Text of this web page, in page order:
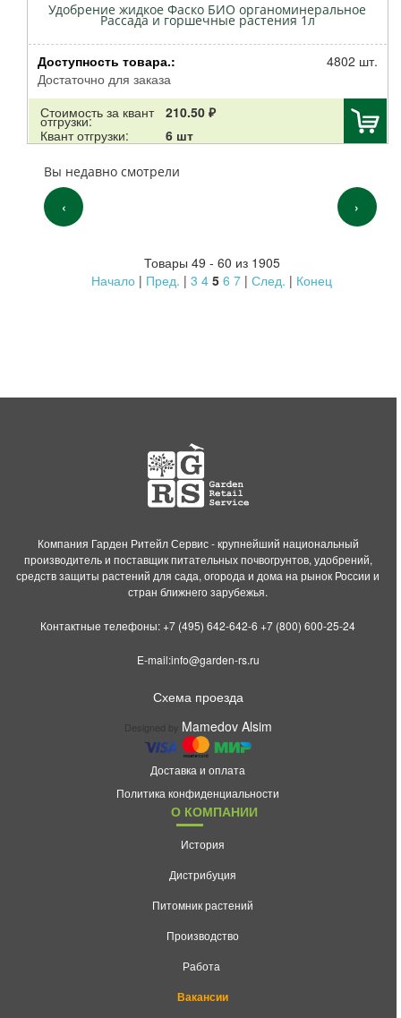
Удобрение жидкое Фаско БИО органоминеральное
Рассада и горшечные растения 1л
Доступность товара.:
Достаточно для заказа
4802 шт.
Стоимость за квант
отгрузки:
210.50 ₽
Квант отгрузки:
6 шт
Вы недавно смотрели
‹ ›
Товары 49 - 60 из 1905
Начало | Пред. |3 4 5 6 7 |След. | Конец
Компания Гарден Ритейл Сервис - крупнейший национальный
производитель и поставщик питательных почвогрунтов, удобрений,
средств защиты растений для сада, огорода и дома на рынок России и
стран ближнего зарубежья.
Контактные телефоны:+7 (495) 642-642-6 +7 (800) 600-25-24
E-mail:info@garden-rs.ru
Схема проезда
Designed by Mamedov Alsim
Доставка и оплата
Политика конфиденциальности
О КОМПАНИИ
История
Дистрибуция
Питомник растений
Производство
Работа
Вакансии